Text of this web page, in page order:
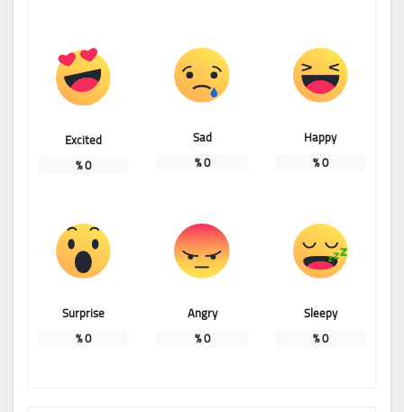
Happy
0
%
Sad
0
%
Excited
0
%
Sleepy
0
%
Angry
0
%
Surprise
0
%